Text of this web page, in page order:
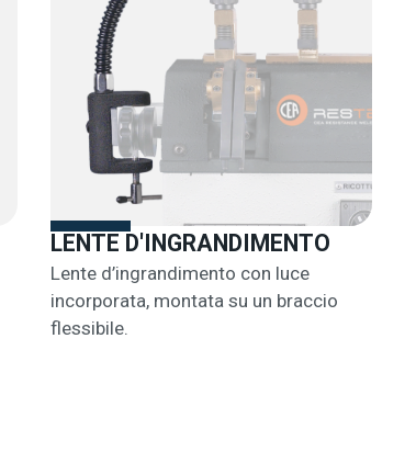
LENTE D'INGRANDIMENTO
Lente d’ingrandimento con luce
incorporata, montata su un braccio
flessibile.